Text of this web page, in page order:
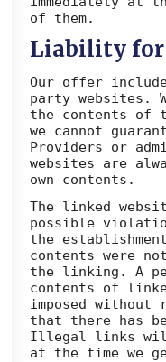
of them.
Liability
Our offer
party websites.
the contents of
we cannot
Providers or
websites are
own contents.
The linked
possible
the
contents were
the linking. A
contents of
imposed without
that there has
Illegal links will
at the time we